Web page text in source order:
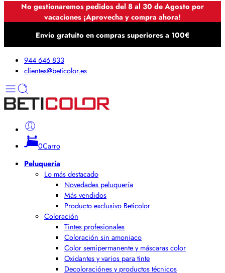
No gestionaremos pedidos del 8 al 30 de Agosto por
vacaciones ¡Aprovecha y compra ahora!
Envío gratuito en compras superiores a 100€
944 646 833
clientes@beticolor.es
0Carro
Peluquería
Lo más destacado
Novedades peluquería
Más vendidos
Producto exclusivo Beticolor
Coloración
Tintes profesionales
Coloración sin amoniaco
Color semipermanente y máscaras color
Oxidantes y varios para tinte
Decoloraciónes y productos técnicos